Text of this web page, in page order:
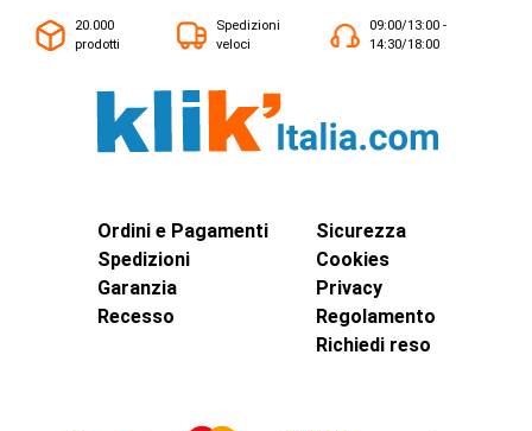
20.000
prodotti
Spedizioni
veloci
09:00/13:00 -
14:30/18:00
Ordini e Pagamenti
Spedizioni
Garanzia
Recesso
Sicurezza
Cookies
Privacy
Regolamento
Richiedi reso